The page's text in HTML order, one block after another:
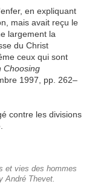
en expliquant
mais avait reçu le
largement la
du Christ
ceux qui sont
Choosing
1997, pp. 262–
contre les divisions
et vies des hommes
André Thevet.